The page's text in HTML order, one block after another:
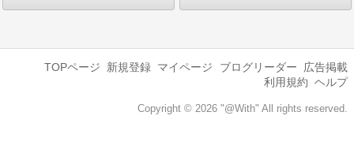
TOPページ 新規登録 マイページ ブログリーダー
広告掲載
利用規約 ヘルプ
Copyright © 2026 "@With" All rights reserved.